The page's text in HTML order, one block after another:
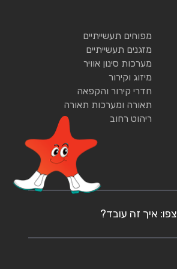
מפוחים תעשייתיים
מזגנים תעשייתיים
מערכות סינון אוויר
מיזוג וקירור
חדרי קירור והקפאה
תאורה ומערכות תאורה
ריהוט רחוב
צפו: איך זה עובד?